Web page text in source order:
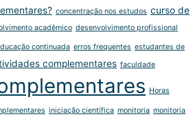
concentração nos estudos curso de
acadêmico desenvolvimento profissional
continuada erros frequentes estudantes de
complementares faculdade
Horas
iniciação científica monitoria monitoria